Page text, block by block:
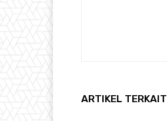
ARTIKEL TERKAIT